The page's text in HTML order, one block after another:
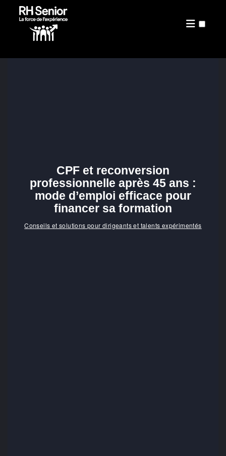
CPF et reconversion
professionnelle après 45 ans :
mode d’emploi efficace pour
financer sa formation
Conseils et solutions pour dirigeants et talents expérimentés